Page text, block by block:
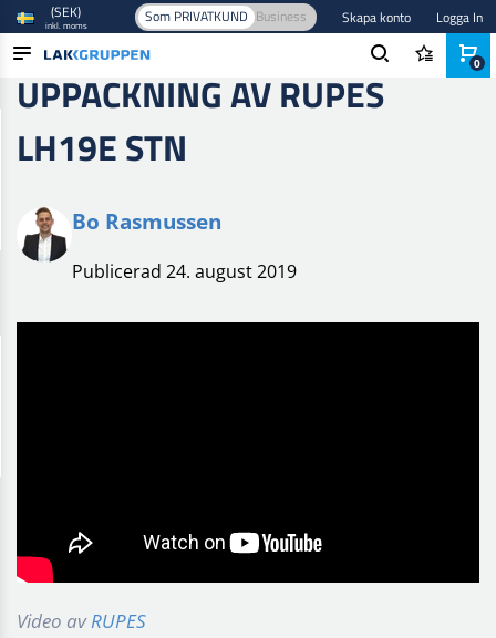
PRODUKTER
BRANSCHER
BLOGG
(SEK)
inkl. moms Som PRIVATKUND Business Skapa konto Logga In
UPPACKNING AV RUPES
LH19E STN
Bo Rasmussen
Publicerad 24. august 2019
Video avRUPES
0